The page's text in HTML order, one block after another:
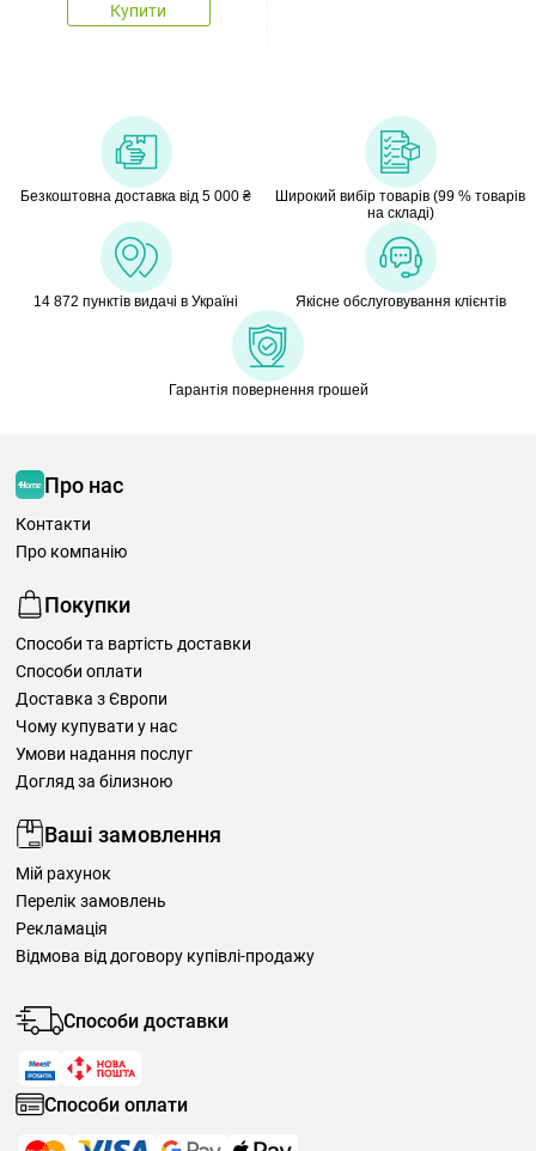
Купити
Безкоштовна доставка від 5 000 ₴
Широкий вибір товарів (99 % товарів
на складі)
14 872 пунктів видачі в Україні Якісне обслуговування клієнтів
Гарантія повернення грошей
Про нас
Контакти
Про компанію
Покупки
Способи та вартість доставки
Способи оплати
Доставка з Європи
Чому купувати у нас
Умови надання послуг
Догляд за білизною
Ваші замовлення
Мій рахунок
Перелік замовлень
Рекламація
Відмова від договору купівлі-продажу
Способи доставки
Способи оплати